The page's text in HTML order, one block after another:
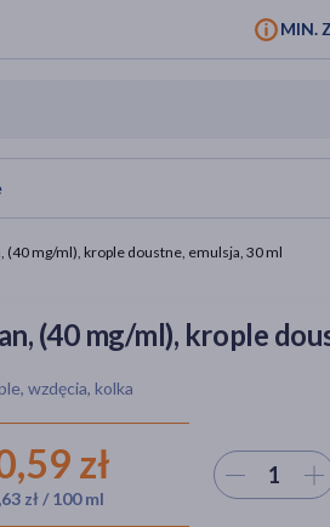
MIN.
(40 mg/ml), krople doustne, emulsja, 30 ml
(40 mg/ml), krople
wzdęcia, kolka
zł
zł / 100 ml
Wybierz ilość